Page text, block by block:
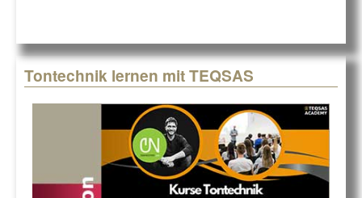
Tontechnik lernen mit TEQSAS